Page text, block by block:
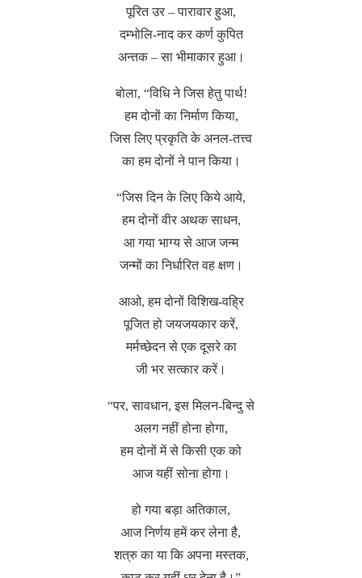
पूरित उर – पारावार हुआ,
दम्भोलि-नाद कर कर्ण कुपित
अन्तक – सा भीमाकार हुआ।
बोला, “विधि ने जिस हेतु पार्थ!
हम दोनों का निर्माण किया,
जिस लिए प्रकृति के अनल-तत्त्व
का हम दोनों ने पान किया।
“जिस दिन के लिए किये आये,
हम दोनों वीर अथक साधन,
आ गया भाग्य से आज जन्म
जन्मों का निर्धारित वह क्षण।
आओ, हम दोनों विशिख-वह्रि
पूजित हो जयजयकार करें,
मर्मच्छेदन से एक दूसरे का
जी भर सत्कार करें।
“पर, सावधान, इस मिलन-बिन्दु से
अलग नहीं होना होगा,
हम दोनों में से किसी एक को
आज यहीं सोना होगा।
हो गया बड़ा अतिकाल,
आज निर्णय हमें कर लेना है,
शत्रु का या कि अपना मस्तक,